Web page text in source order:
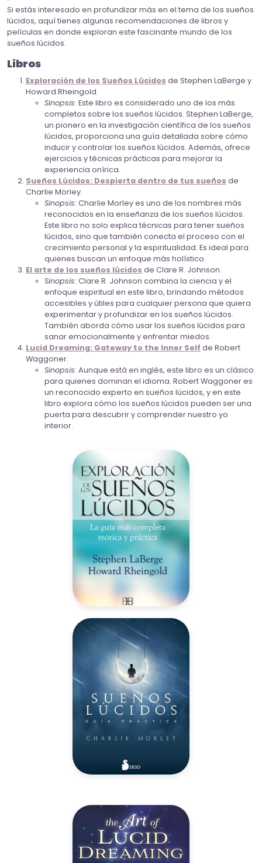
Si estás interesado en profundizar más en el tema de los sueños
lúcidos, aquí tienes algunas recomendaciones de libros y
películas en donde exploran este fascinante mundo de los
sueños lúcidos.
Libros
Exploración de los Sueños Lúcidos de Stephen LaBerge y
Howard Rheingold.
Sinopsis: Este libro es considerado uno de los más
completos sobre los sueños lúcidos. Stephen LaBerge,
un pionero en la investigación científica de los sueños
lúcidos, proporciona una guía detallada sobre cómo
inducir y controlar los sueños lúcidos. Además, ofrece
ejercicios y técnicas prácticas para mejorar la
experiencia onírica.
Sueños Lúcidos: Despierta dentro de tus sueños de
Charlie Morley.
Sinopsis: Charlie Morley es uno de los nombres más
reconocidos en la enseñanza de los sueños lúcidos.
Este libro no solo explica técnicas para tener sueños
lúcidos, sino que también conecta el proceso con el
crecimiento personal y la espiritualidad. Es ideal para
quienes buscan un enfoque más holístico.
El arte de los sueños lúcidos de Clare R. Johnson.
Sinopsis: Clare R. Johnson combina la ciencia y el
enfoque espiritual en este libro, brindando métodos
accesibles y útiles para cualquier persona que quiera
experimentar y profundizar en los sueños lúcidos.
También aborda cómo usar los sueños lúcidos para
sanar emocionalmente y enfrentar miedos.
Lucid Dreaming: Gateway to the Inner Self de Robert
Waggoner.
Sinopsis: Aunque está en inglés, este libro es un clásico
para quienes dominan el idioma. Robert Waggoner es
un reconocido experto en sueños lúcidos, y en este
libro explora cómo los sueños lúcidos pueden ser una
puerta para descubrir y comprender nuestro yo
interior.